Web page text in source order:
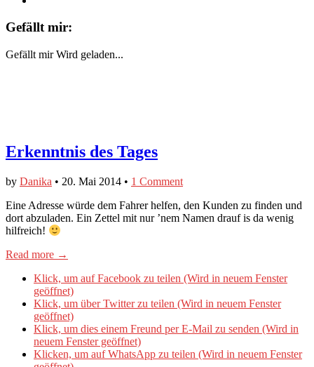
Gefällt mir:
Gefällt mir Wird geladen...
Erkenntnis des Tages
by Danika • 20. Mai 2014 • 1 Comment
Eine Adresse würde dem Fahrer helfen, den Kunden zu finden und
dort abzuladen. Ein Zettel mit nur ’nem Namen drauf is da wenig
hilfreich!
Read more →
Klick, um auf Facebook zu teilen (Wird in neuem Fenster
geöffnet)
Klick, um über Twitter zu teilen (Wird in neuem Fenster
geöffnet)
Klick, um dies einem Freund per E-Mail zu senden (Wird in
neuem Fenster geöffnet)
Klicken, um auf WhatsApp zu teilen (Wird in neuem Fenster